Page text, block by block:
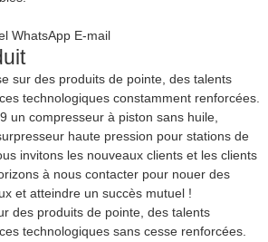
WhatsApp E-mail
sur des produits de pointe, des talents
technologiques constamment renforcées.
un compresseur à piston sans huile,
haute pression pour stations de
invitons les nouveaux clients et les clients
à nous contacter pour nouer des
et atteindre un succès mutuel !
des produits de pointe, des talents
technologiques sans cesse renforcées.